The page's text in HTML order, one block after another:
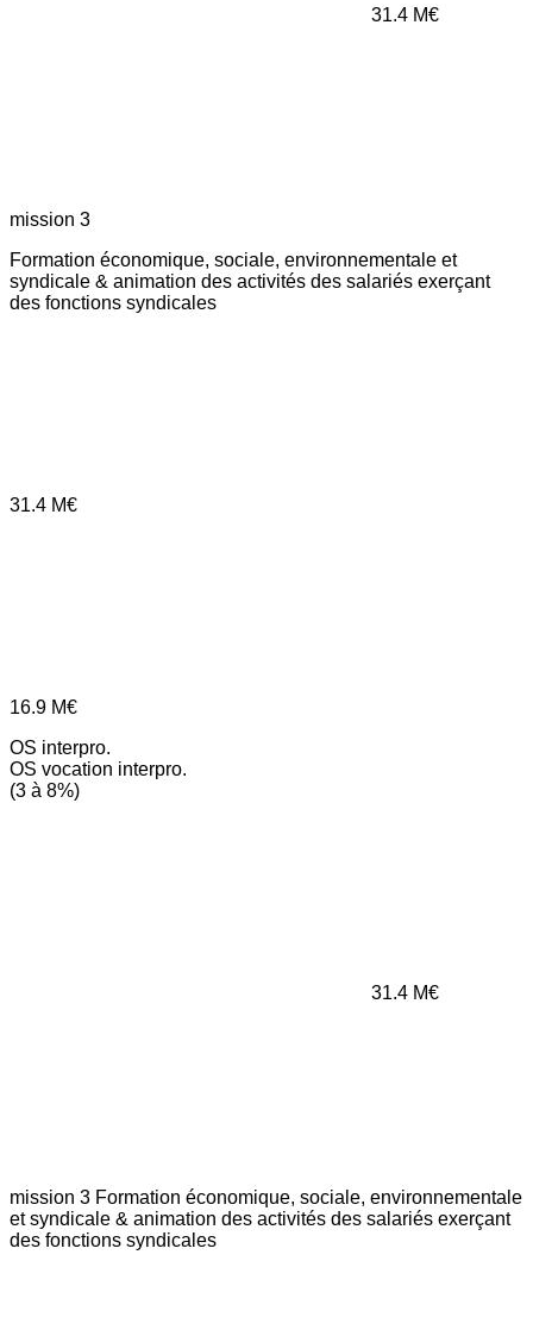
31.4 M€
mission 3
Formation économique, sociale, environnementale et
syndicale & animation des activités des salariés exerçant
des fonctions syndicales
31.4 M€
16.9 M€
OS interpro.
OS vocation interpro.
(3 à 8%)
31.4 M€
mission 3 Formation économique, sociale, environnementale
et syndicale & animation des activités des salariés exerçant
des fonctions syndicales